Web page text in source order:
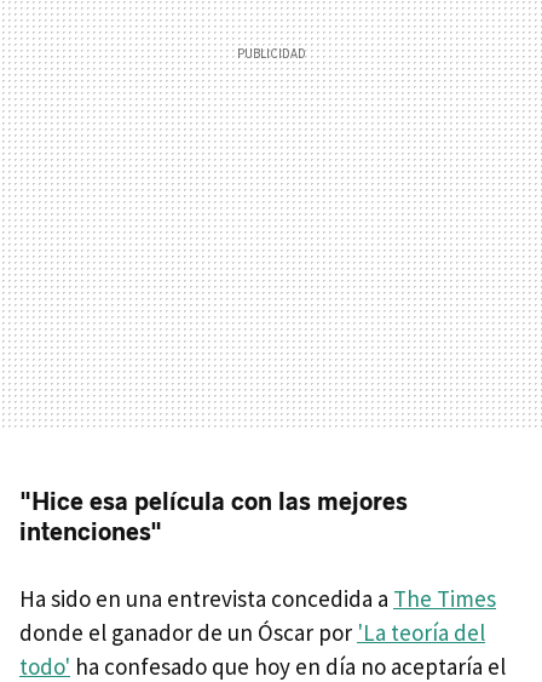
"Hice esa película con las mejores
intenciones"
Ha sido en una entrevista concedida a The Times
donde el ganador de un Óscar por 'La teoría del
todo' ha confesado que hoy en día no aceptaría el